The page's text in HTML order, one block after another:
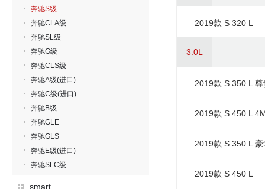
奔驰S级
奔驰CLA级
奔驰SL级
奔驰G级
奔驰CLS级
奔驰A级(进口)
奔驰C级(进口)
奔驰B级
奔驰GLE
奔驰GLS
奔驰E级(进口)
奔驰SLC级
smart
2019款 S 320 L
3.0L
2019款 S 350 L 尊
2019款 S 450 L
2019款 S 350 L 豪
2019款 S 450 L